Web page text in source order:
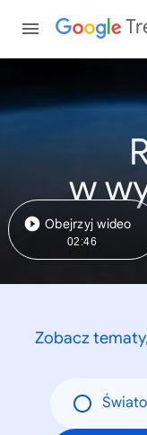
w
Obejrzyj wideo
02:46
Zobacz